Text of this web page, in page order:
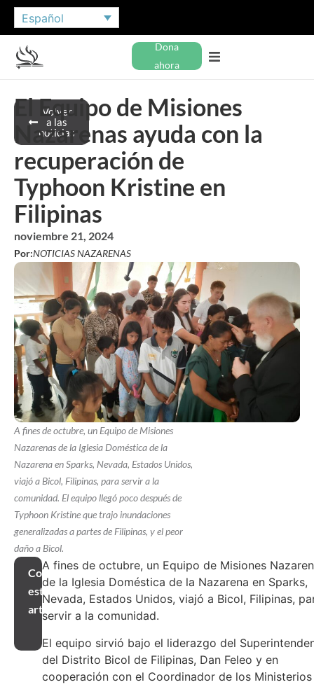
Español
Dona
ahora
Volver
a las
noticias
El Equipo de Misiones
Nazarenas ayuda con la
recuperación de
Typhoon Kristine en
Filipinas
noviembre 21, 2024
Por:NOTICIAS NAZARENAS
A fines de octubre, un Equipo de Misiones
Nazarenas de la Iglesia Doméstica de la
Nazarena en Sparks, Nevada, Estados Unidos,
viajó a Bicol, Filipinas, para servir a la
comunidad. El equipo llegó poco después de
Typhoon Kristine que trajo inundaciones
generalizadas a partes de Filipinas, y el peor
daño a Bicol.
Compartir
este
artículo
A fines de octubre, un Equipo de Misiones
de la Iglesia Doméstica de la Nazarena en Sparks,
Nevada, Estados Unidos, viajó a Bicol, Filipinas,
servir a la comunidad.
El equipo sirvió bajo el liderazgo del
del Distrito Bicol de Filipinas, Dan Feleo y en
cooperación con el Coordinador de los Ministerios